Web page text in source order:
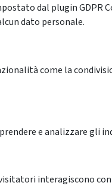
dal plugin GDPR
dato personale.
come la
e analizzare gli
interagiscono